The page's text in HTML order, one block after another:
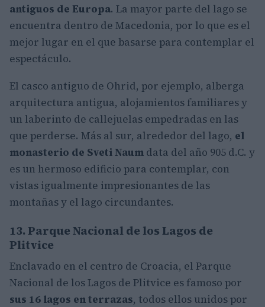
antiguos de Europa. La mayor parte del lago se
encuentra dentro de Macedonia, por lo que es el
mejor lugar en el que basarse para contemplar el
espectáculo.
El casco antiguo de Ohrid, por ejemplo, alberga
arquitectura antigua, alojamientos familiares y
un laberinto de callejuelas empedradas en las
que perderse. Más al sur, alrededor del lago, el
monasterio de Sveti Naum data del año 905 d.C. y
es un hermoso edificio para contemplar, con
vistas igualmente impresionantes de las
montañas y el lago circundantes.
13. Parque Nacional de los Lagos de
Plitvice
Enclavado en el centro de Croacia, el Parque
Nacional de los Lagos de Plitvice es famoso por
sus 16 lagos en terrazas, todos ellos unidos por